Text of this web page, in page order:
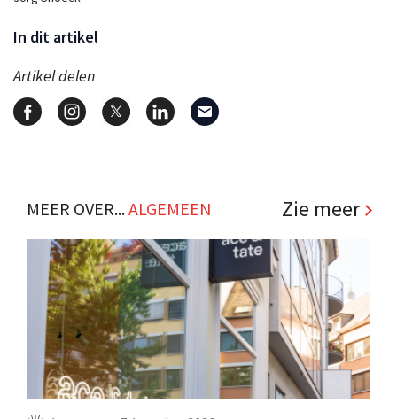
In dit artikel
Artikel delen
MEER OVER...ALGEMEEN Zie meer